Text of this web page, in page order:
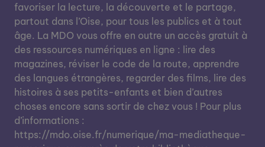
favoriser la lecture, la découverte et le partage,
partout dans l’Oise, pour tous les publics et à tout
âge. La MDO vous offre en outre un accès gratuit à
des ressources numériques en ligne : lire des
magazines, réviser le code de la route, apprendre
des langues étrangères, regarder des films, lire des
histoires à ses petits-enfants et bien d’autres
choses encore sans sortir de chez vous ! Pour plus
d’informations :
https://mdo.oise.fr/numerique/ma-mediatheque-